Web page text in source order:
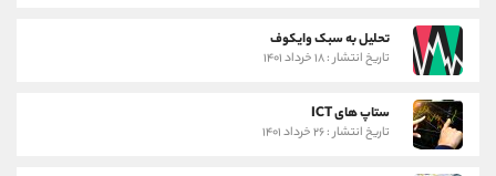
تحلیل به سبک وایکوف
تاریخ انتشار : ۱۸ خرداد ۱۴۰۱
ستاپ های ICT
تاریخ انتشار : ۲۶ خرداد ۱۴۰۱